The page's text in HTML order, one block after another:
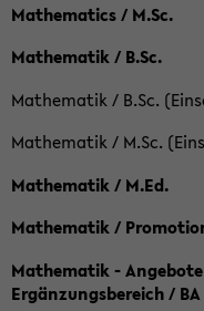
Mathematics / M.Sc.
Mathematik / B.Sc.
Mathematik / B.Sc.
Mathematik / M.Sc.
Mathematik / M.Ed.
Mathematik /
Mathematik -
Ergänzungsbereich /